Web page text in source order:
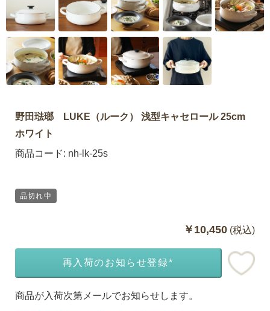
野田琺瑯 LUKE（ルーク） 浅型キャセロール 25cm
ホワイト
商品コード: nh-lk-25s
品切れ中
￥10,450 (税込)
再入荷のお知らせ登録*
商品が入荷次第メールでお知らせします。